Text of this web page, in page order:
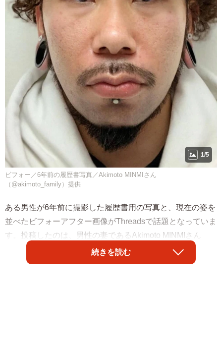
1/5
ビフォー／6年前の履歴書写真／Akimoto MINMIさん
（@akimoto_family）提供
ある男性が6年前に撮影した履歴書用の写真と、現在の姿を
並べたビフォーアフター画像がThreadsで話題となっていま
す。投稿したのは、男性の妻であるAkimoto MINMIさん
（@akimoto_family）。「6年で何があったの」という言葉
とともに公開されたのは、パーマ姿から一転、眉毛も髪も
続きを読む